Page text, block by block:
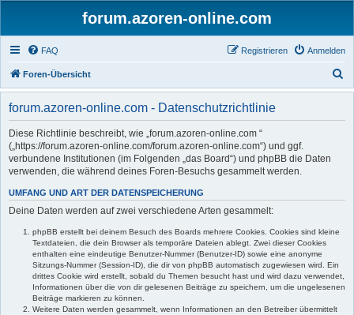
forum.azoren-online.com
FAQ Anmelden
Registrieren
Foren-Übersicht
u
forum.azoren-online.com - Datenschutzrichtlinie
Diese Richtlinie beschreibt, wie „forum.azoren-online.com “
(„https://forum.azoren-online.com/forum.azoren-online.com“) und ggf.
verbundene Institutionen (im Folgenden „das Board“) und phpBB die Daten
verwenden, die während deines Foren-Besuchs gesammelt werden.
UMFANG UND ART DER DATENSPEICHERUNG
Deine Daten werden auf zwei verschiedene Arten gesammelt:
phpBB erstellt bei deinem Besuch des Boards mehrere Cookies. Cookies sind kleine
Textdateien, die dein Browser als temporäre Dateien ablegt. Zwei dieser Cookies
enthalten eine eindeutige Benutzer-Nummer (Benutzer-ID) sowie eine anonyme
Sitzungs-Nummer (Session-ID), die dir von phpBB automatisch zugewiesen wird. Ein
drittes Cookie wird erstellt, sobald du Themen besucht hast und wird dazu verwendet,
Informationen über die von dir gelesenen Beiträge zu speichern, um die ungelesenen
Beiträge markieren zu können.
Weitere Daten werden gesammelt, wenn Informationen an den Betreiber übermittelt